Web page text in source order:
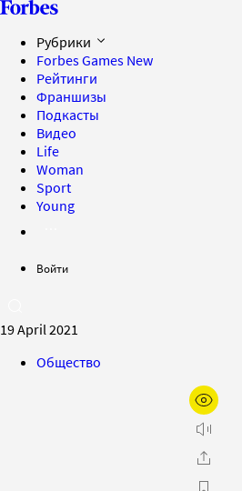
Рубрики
Forbes Games New
Рейтинги
Франшизы
Подкасты
Видео
Life
Woman
Sport
Young
Войти
19 April 2021
Общество